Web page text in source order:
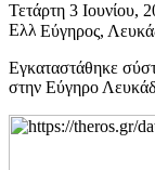
Τετάρτη 3 Ιουνίου,
Εύγηρος,
Εγκαταστάθηκε
στην Εύγηρο